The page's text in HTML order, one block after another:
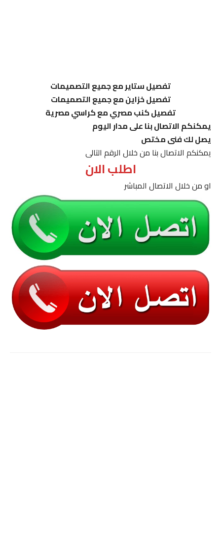
تفصيل ستاير مع جميع التصميمات
تفصيل خزاين مع جميع التصميمات
تفصيل كنب مصري مع كراسي مصرية
يمكنكم الاتصال بنا على مدار اليوم
يصل لك فنى مختص
يمكنكم الاتصال بنا من خلال الرقم التالى
اطلب الان
او من خلال الاتصال المباشر